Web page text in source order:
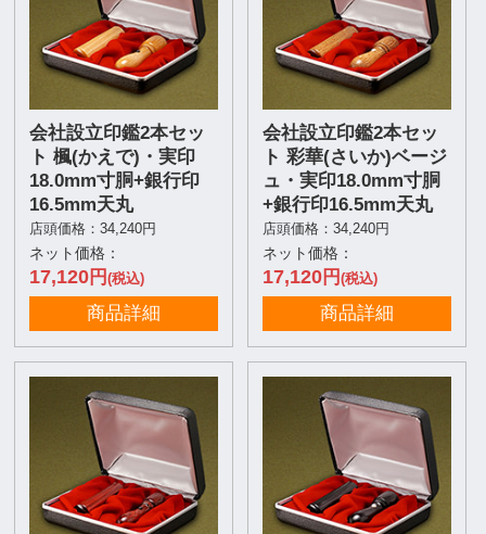
会社設立印鑑2本セッ
ト 楓(かえで)・実印
18.0mm寸胴+銀行印
16.5mm天丸
店頭価格：34,240円
ネット価格：
17,120円(税込)
商品詳細
会社設立印鑑2本セッ
ト 彩華(さいか)ベージ
ュ・実印18.0mm寸胴
+銀行印16.5mm天丸
店頭価格：34,240円
ネット価格：
17,120円 (税込)
商品詳細